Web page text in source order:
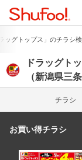
ッグトップス」のチラシ
ドラッグト
（新潟県三条
チラシ
お買い得チラシ